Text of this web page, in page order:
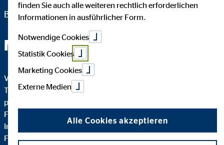
Bezirksleiterin für die OVB Vermögensberatung AG
Mit Konzept ins Eigenheim!
Verwirklichen Sie mit unserer Beratung und Kompetenz den
Traum Ihrer eigenen Immobilie! Wir erstellen gemeinsam ein
persönliches Konzept und die maßgeschneiderte
Finanzierung. Auch nach dem Erwerb oder Bau Ihrer
Immobilie muss einiges im Zusammenhang mit der
Finanzierung beachtet werden. Wir beraten zu allen
finden Sie auch alle weiteren rechtlich erforderlichen
Informationen in ausführlicher Form.
Notwendige Cookies
Statistik Cookies
Marketing Cookies
Externe Medien
Alle Cookies akzeptieren